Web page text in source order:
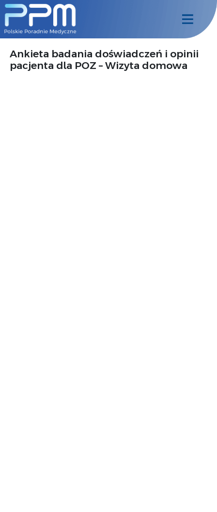
Ankieta badania doświadczeń i opinii
pacjenta dla POZ – Wizyta domowa